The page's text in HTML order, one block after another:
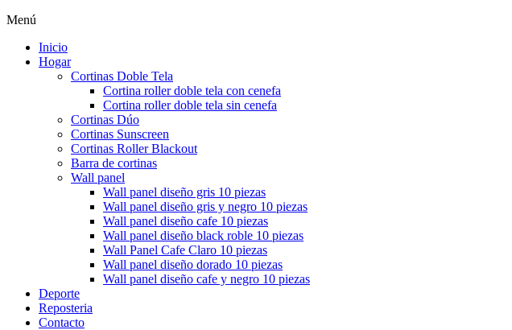
Menú
Inicio
Hogar
Cortinas Doble Tela
Cortina roller doble tela con cenefa
Cortina roller doble tela sin cenefa
Cortinas Dúo
Cortinas Sunscreen
Cortinas Roller Blackout
Barra de cortinas
Wall panel
Wall panel diseño gris 10 piezas
Wall panel diseño gris y negro 10 piezas
Wall panel diseño cafe 10 piezas
Wall panel diseño black roble 10 piezas
Wall Panel Cafe Claro 10 piezas
Wall panel diseño dorado 10 piezas
Wall panel diseño cafe y negro 10 piezas
Deporte
Reposteria
Contacto